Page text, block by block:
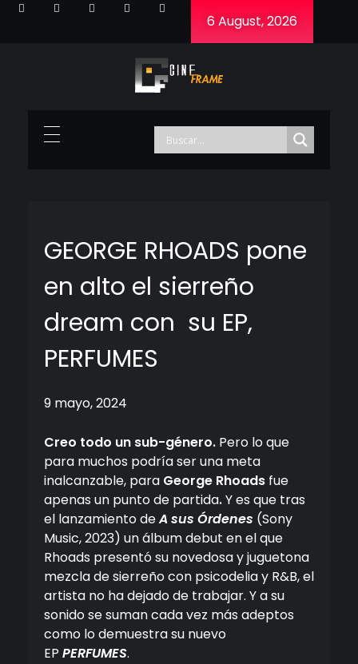
6 August, 2026
GEORGE RHOADS pone
en alto el sierreño
dream con su EP,
PERFUMES
9 mayo, 2024
Creo todo un sub-género. Pero lo que
para muchos podría ser una meta
inalcanzable, para George Rhoads fue
apenas un punto de partida.Y es que tras
el lanzamiento deA sus Órdenes (Sony
Music, 2023) un álbum debut en el que
Rhoads presentó su novedosa y juguetona
mezcla de sierreño con psicodelia y R&B, el
artista no ha dejado de trabajar. Y a su
sonido se suman cada vez más adeptos
como lo demuestra su nuevo
EP PERFUMES.